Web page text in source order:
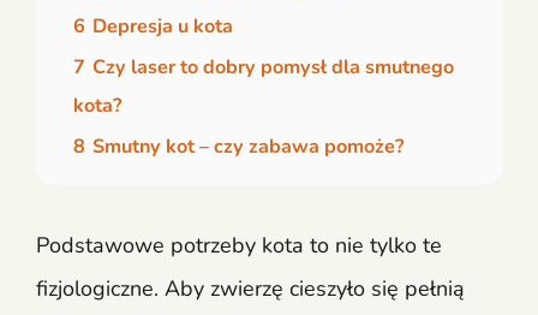
6 Depresja u kota
7 Czy laser to dobry pomysł dla smutnego
kota?
8 Smutny kot – czy zabawa pomoże?
Podstawowe potrzeby kota to nie tylko te
fizjologiczne. Aby zwierzę cieszyło się pełnią